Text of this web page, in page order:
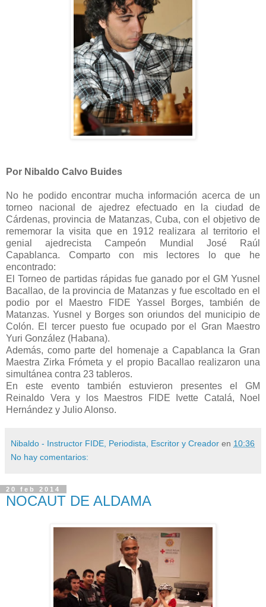
Por Nibaldo Calvo Buides
No he podido encontrar mucha información acerca de un
torneo nacional de ajedrez efectuado en la ciudad de
Cárdenas, provincia de Matanzas, Cuba, con el objetivo de
rememorar la visita que en 1912 realizara al territorio el
genial ajedrecista Campeón Mundial José Raúl
Capablanca. Comparto con mis lectores lo que he
encontrado:
El Torneo de partidas rápidas fue ganado por el GM Yusnel
Bacallao, de la provincia de Matanzas y fue escoltado en e
podio por el Maestro FIDE Yassel Borges, también de
Matanzas. Yusnel y Borges son oriundos del municipio de
Colón. El tercer puesto fue ocupado por el Gran Maestro
Yuri González (Habana).
Además, como parte del homenaje a Capablanca la Gran
Maestra Zirka Frómeta y el propio Bacallao realizaron una
simultánea contra 23 tableros.
En este evento también estuvieron presentes el GM
Reinaldo Vera y los Maestros FIDE Ivette Catalá, Noel
Hernández y Julio Alonso.
Nibaldo - Instructor FIDE, Periodista, Escritor y Creador en 10:36
No hay comentarios:
20 feb 2014
NOCAUT DE ALDAMA